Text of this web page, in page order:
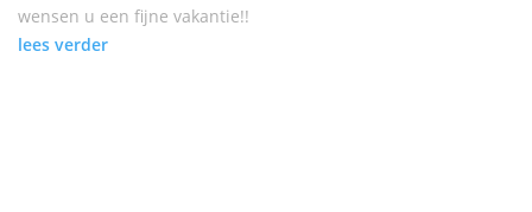
wensen u een fijne vakantie!!
lees verder